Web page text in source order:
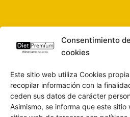
Consentimiento
cookies
Este sitio web utiliza Cookies
recopilar información con la
ceden sus datos de carácter
Asimismo, se informa que este